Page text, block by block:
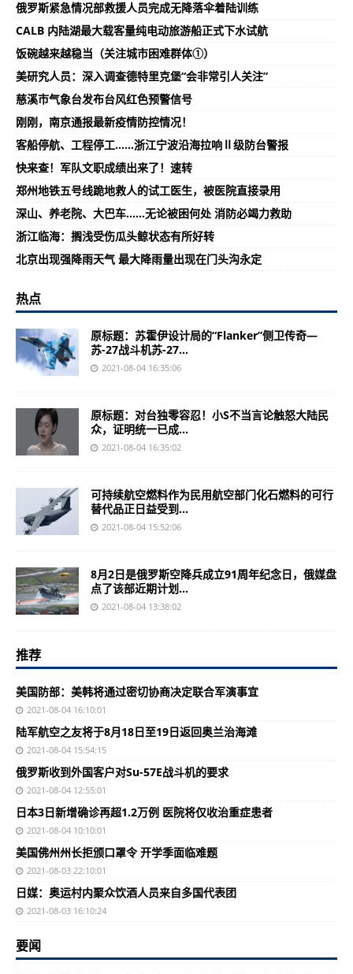
俄罗斯紧急情况部救援人员完成无降落伞着陆训练
CALB 内陆湖最大载客量纯电动旅游船正式下水试航
饭碗越来越稳当（关注城市困难群体①）
美研究人员：深入调查德特里克堡“会非常引人关注”
慈溪市气象台发布台风红色预警信号
刚刚，南京通报最新疫情防控情况！
客船停航、工程停工……浙江宁波沿海拉响Ⅱ级防台警报
快来查！军队文职成绩出来了！速转
郑州地铁五号线跪地救人的试工医生，被医院直接录用
深山、养老院、大巴车......无论被困何处 消防必竭力救助
浙江临海：搁浅受伤瓜头鲸状态有所好转
北京出现强降雨天气 最大降雨量出现在门头沟永定
热点
原标题：苏霍伊设计局的“Flanker”侧卫传奇—
苏-27战斗机苏-27...
2021-08-04 16:35:06
原标题：对台独零容忍！小S不当言论触怒大陆民
众，证明统一已成...
2021-08-04 16:35:02
可持续航空燃料作为民用航空部门化石燃料的可行
替代品正日益受到...
2021-08-04 15:52:06
8月2日是俄罗斯空降兵成立91周年纪念日，俄媒盘
点了该部近期计划...
2021-08-04 13:38:02
推荐
美国防部：美韩将通过密切协商决定联合军演事宜
2021-08-04 16:10:01
陆军航空之友将于8月18日至19日返回奥兰治海滩
2021-08-04 15:54:15
俄罗斯收到外国客户对Su-57E战斗机的要求
2021-08-04 12:55:01
日本3日新增确诊再超1.2万例 医院将仅收治重症患者
2021-08-04 10:10:01
美国佛州州长拒颁口罩令 开学季面临难题
2021-08-03 22:10:01
日媒：奥运村内聚众饮酒人员来自多国代表团
2021-08-03 16:10:24
要闻